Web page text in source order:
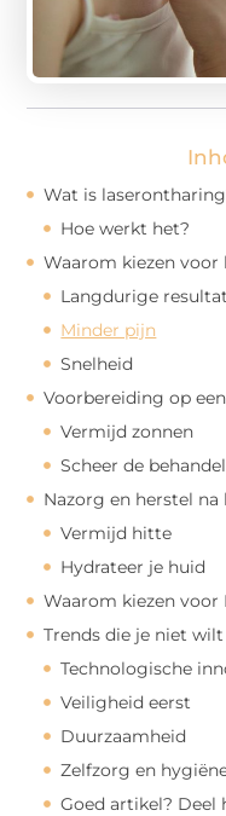
Wat is
Hoe werkt het?
Waarom kiezen voor
Langdurige
Minder pijn
Snelheid
Voorbereiding op
Vermijd zonnen
Scheer de
Nazorg en herstel
Vermijd hitte
Hydrateer je huid
Waarom kiezen voor
Trends die je niet
Technologische
Veiligheid eerst
Duurzaamheid
Zelfzorg en
Goed artikel? Deel